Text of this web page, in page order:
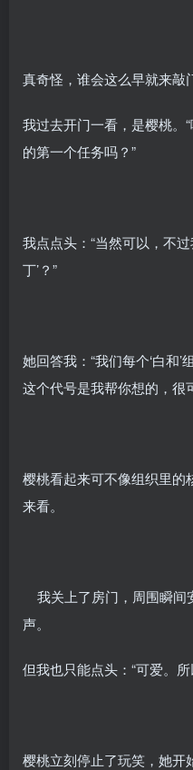
真奇怪，谁会这么早就来敲
我过去开门一看，是樱桃。
的第一个任务吗？”
我点点头：“当然可以，不
丁’？”
她回答我：“我们每个‘白和
这个代号是我帮你想的，很
樱桃看起来可不像组织里的
来看。
我关上了房门，周围瞬间
声。
但我也只能点头：“可爱。
樱桃立刻停止了玩笑，她开